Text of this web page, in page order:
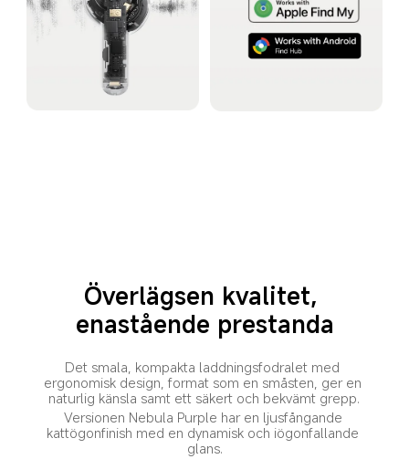
Överlägsen kvalitet,
enastående prestanda
Det smala, kompakta laddningsfodralet med
ergonomisk design, format som en småsten, ger en
naturlig känsla samt ett säkert och bekvämt grepp.
Versionen Nebula Purple har en ljusfångande
kattögonfinish med en dynamisk och iögonfallande
glans.